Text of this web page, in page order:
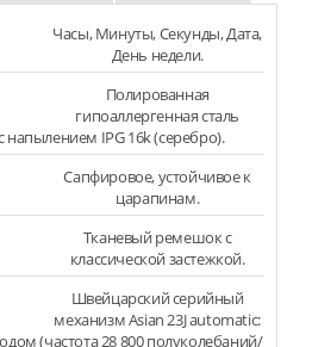
Часы, Минуты, Секунды, Дата,
День недели.
Полированная
гипоаллергенная сталь
напылением IPG 16k (серебро).
Сапфировое, устойчивое к
царапинам.
Тканевый ремешок с
классической застежкой.
Швейцарский серийный
механизм Asian 23J automatic:
(частота 28 800 полуколебаний/